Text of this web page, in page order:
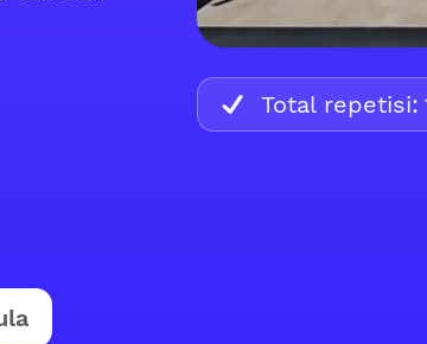
Total repetisi: